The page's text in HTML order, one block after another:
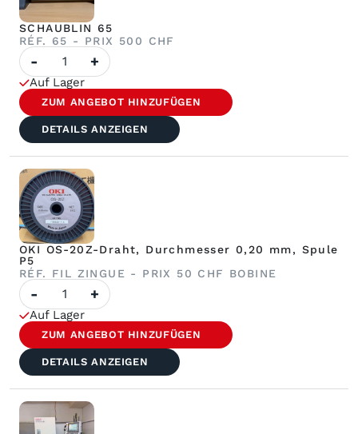
SCHAUBLIN 65
RÉF. 65 - PRIX 500 CHF
Anzahl
der
SCHAUBLIN
65
- +
Auf Lager
ZUM ANGEBOT HINZUFÜGEN
DETAILS ANZEIGEN
OKI OS-20Z-Draht, Durchmesser 0,20 mm, Spule
P5
RÉF. FIL ZINGUE - PRIX 50 CHF BOBINE
Anzahl
OKI
OS-
20Z-
Druckfäden,
Durchmesser
0,20
mm,
Spule
P5
- +
Auf Lager
ZUM ANGEBOT HINZUFÜGEN
DETAILS ANZEIGEN